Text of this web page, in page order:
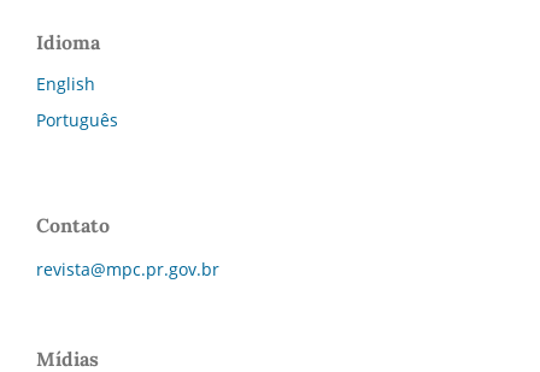
Idioma
English
Português
Contato
revista@mpc.pr.gov.br
Mídias